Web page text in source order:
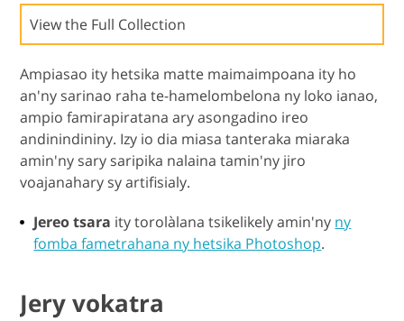
View the Full Collection
Ampiasao ity hetsika matte maimaimpoana ity ho
an'ny sarinao raha te-hamelombelona ny loko ianao,
ampio famirapiratana ary asongadino ireo
andinindininy. Izy io dia miasa tanteraka miaraka
amin'ny sary saripika nalaina tamin'ny jiro
voajanahary sy artifisialy.
Jereo tsara ity torolàlana tsikelikely amin'ny ny
fomba fametrahana ny hetsika Photoshop.
Jery vokatra